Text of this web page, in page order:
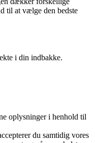
til at vælge den bedste
i din indbakke.
oplysninger i henhold til
du samtidig vores